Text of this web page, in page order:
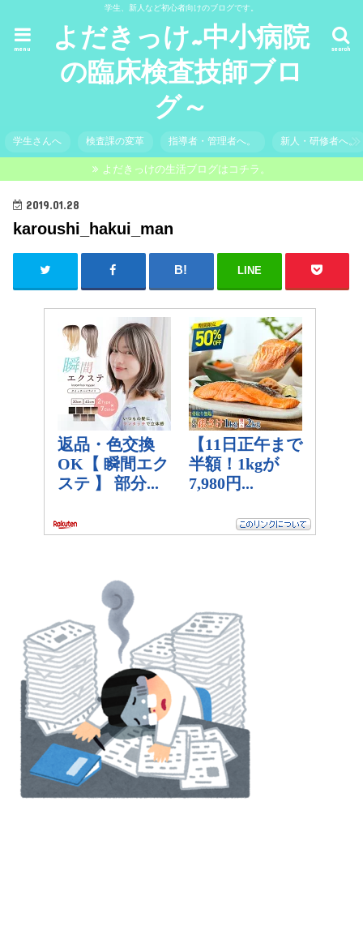
学生、新人など初心者向けのブログです。
よだきっけ~中小病院
の臨床検査技師ブロ
グ～
search
menu
学生さんへ 検査課の変革 指導者・管理者へ。 新人・研修者へ。
よだきっけの生活ブログはコチラ。
2019.01.28
karoushi_hakui_man
LINE